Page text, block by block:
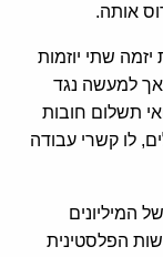
אותה.
שתי יוזמות
אך למעשה נגד
תשלום חובות
לו קשרי עבודה
המיליונים
הפלסטינית